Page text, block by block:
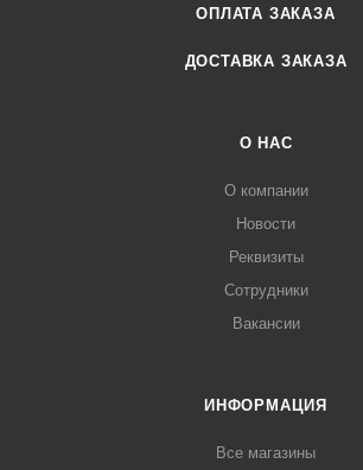
ОПЛАТА ЗАКАЗА
ДОСТАВКА ЗАКАЗА
О НАС
О компании
Новости
Реквизиты
Сотрудники
Вакансии
ИНФОРМАЦИЯ
Все магазины